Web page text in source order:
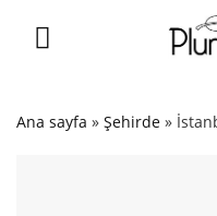
Ana sayfa » Şehirde »